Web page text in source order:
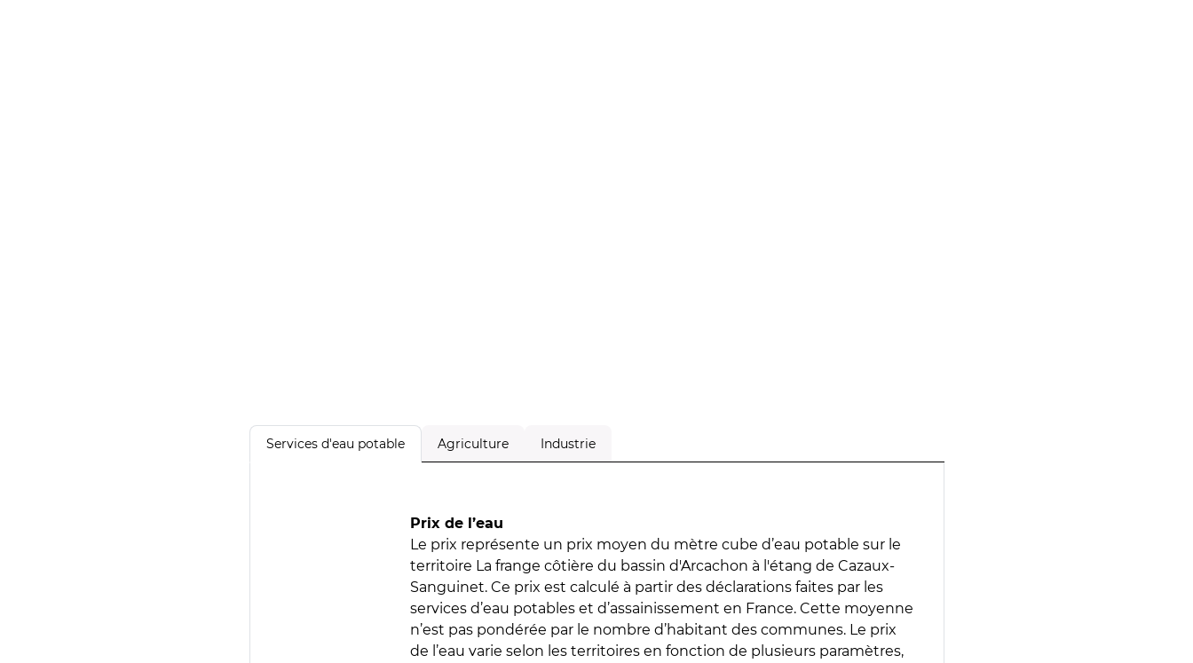
Services d'eau potable Agriculture Industrie
Prix de l’eau
Le prix représente un prix moyen du mètre cube d’eau potable sur le
territoire La frange côtière du bassin d'Arcachon à l'étang de Cazaux-
Sanguinet. Ce prix est calculé à partir des déclarations faites par les
services d’eau potables et d’assainissement en France. Cette moyenne
n’est pas pondérée par le nombre d’habitant des communes. Le prix
de l’eau varie selon les territoires en fonction de plusieurs paramètres,